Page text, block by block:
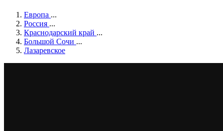
Европа ...
Россия ...
Краснодарский край ...
Большой Сочи ...
Лазаревское